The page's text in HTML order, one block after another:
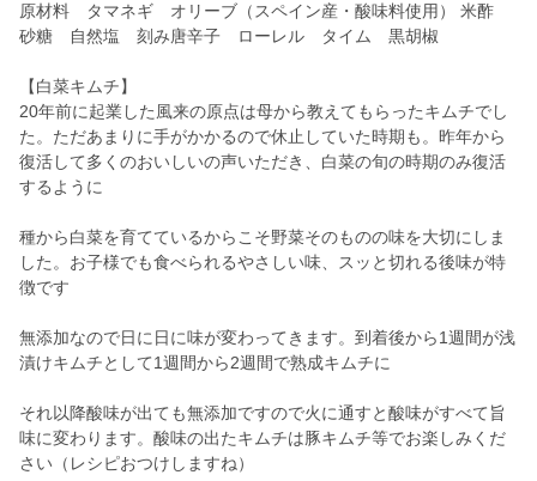
原材料 タマネギ オリーブ（スペイン産・酸味料使用） 米酢
砂糖 自然塩 刻み唐辛子 ローレル タイム 黒胡椒
【白菜キムチ】
20年前に起業した風来の原点は母から教えてもらったキムチでし
た。ただあまりに手がかかるので休止していた時期も。昨年から
復活して多くのおいしいの声いただき、白菜の旬の時期のみ復活
するように
種から白菜を育てているからこそ野菜そのものの味を大切にしま
した。お子様でも食べられるやさしい味、スッと切れる後味が特
徴です
無添加なので日に日に味が変わってきます。到着後から1週間が浅
漬けキムチとして1週間から2週間で熟成キムチに
それ以降酸味が出ても無添加ですので火に通すと酸味がすべて旨
味に変わります。酸味の出たキムチは豚キムチ等でお楽しみくだ
さい（レシピおつけしますね）